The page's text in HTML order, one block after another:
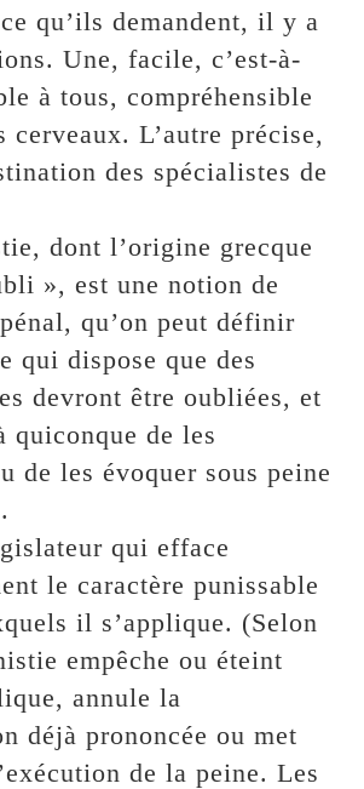
qu’ils demandent, il y a
Une, facile, c’est-à-
à tous, compréhensible
cerveaux. L’autre précise,
des spécialistes de
dont l’origine grecque
», est une notion de
qu’on peut définir
qui dispose que des
devront être oubliées, et
quiconque de les
de les évoquer sous peine
qui efface
le caractère punissable
il s’applique. (Selon
empêche ou éteint
annule la
déjà prononcée ou met
de la peine. Les